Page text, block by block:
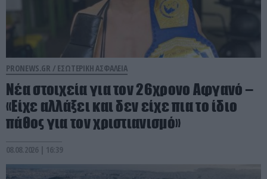
PRONEWS.GR / ΕΣΩΤΕΡΙΚΗ ΑΣΦΑΛΕΙΑ
Νέα στοιχεία για τον 26χρονο Αφγανό –
«Είχε αλλάξει και δεν είχε πια το ίδιο
πάθος για τον χριστιανισμό»
08.08.2026 | 16:39